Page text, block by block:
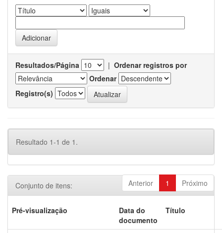
Resultados/Página | Ordenar registros por
Ordenar
Registro(s)
Resultado 1-1 de 1.
Anterior 1 Próximo
Conjunto de itens:
Pré-visualização
Data do
documento
Título